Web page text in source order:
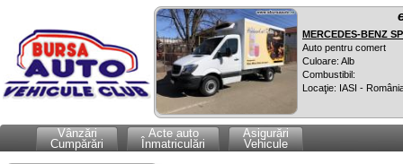
MERCEDES-BENZ
Auto pentru comert
Culoare: Alb
Combustibil:
Locaţie: IASI -
Vânzări
Cumpărări
Acte auto
Înmatriculări
Asigurări
Vehicule